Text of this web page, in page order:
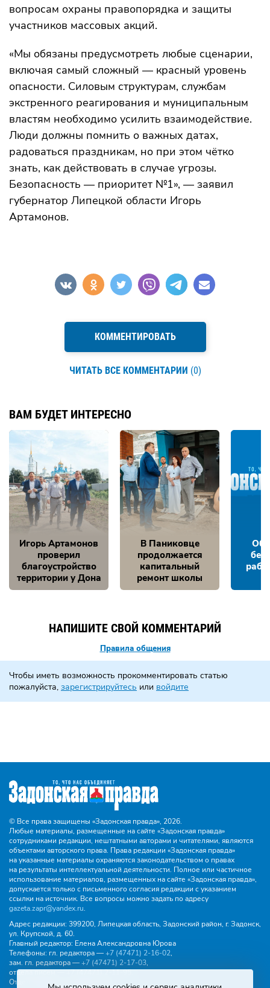
вопросам охраны правопорядка и защиты
участников массовых акций.
«Мы обязаны предусмотреть любые сценарии,
включая самый сложный — красный уровень
опасности. Силовым структурам, службам
экстренного реагирования и муниципальным
властям необходимо усилить взаимодействие.
Люди должны помнить о важных датах,
радоваться праздникам, но при этом чётко
знать, как действовать в случае угрозы.
Безопасность — приоритет №1», — заявил
губернатор Липецкой области Игорь
Артамонов.
КОММЕНТИРОВАТЬ
ЧИТАТЬ ВСЕ КОММЕНТАРИИ (0)
ВАМ БУДЕТ ИНТЕРЕСНО
Игорь Артамонов
проверил
благоустройство
территории у Дона
В Паниковце
продолжается
капитальный
ремонт школы
НАПИШИТЕ СВОЙ КОММЕНТАРИЙ
Правила общения
Чтобы иметь возможность прокомментировать статью
пожалуйста, зарегистрируйтесь или войдите
© Все права защищены «Задонская правда», 2026.
Любые материалы, размещенные на сайте «Задонская правда»
сотрудниками редакции, нештатными авторами и читателями, являются
объектами авторского права. Права редакции «Задонская правда»
на указанные материалы охраняются законодательством о правах
на результаты интеллектуальной деятельности. Полное или частичное
использование материалов, размещенных на сайте «Задонская правда»,
допускается только с письменного согласия редакции с указанием
ссылки на источник. Все вопросы можно задать по адресу
gazeta.zapr@yandex.ru.
Адрес редакции: 399200, Липецкая область, Задонский район, г. Задонск,
ул. Крупской, д. 60.
Главный редактор: Елена Александровна Юрова
Телефоны: гл. редактора —+7 (47471) 2‑16‑02,
зам. гл. редактора —+7 (47471) 2‑17‑03,
отдела писем —+7 (47471) 2‑11‑95.
Отдел рекламы и объявлений: